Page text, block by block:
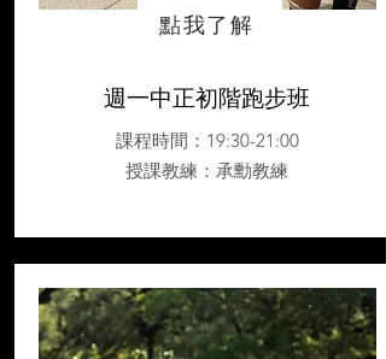
點我了解
週一中正初階跑步班
課程時間：19:30-21:00
授課教練 ：承勳教練